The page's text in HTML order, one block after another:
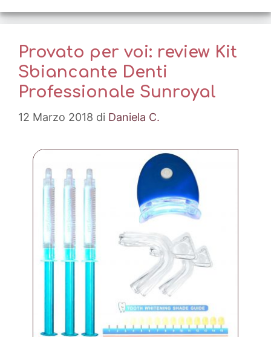
Provato per voi: review Kit
Sbiancante Denti
Professionale Sunroyal
12 Marzo 2018 di Daniela C.